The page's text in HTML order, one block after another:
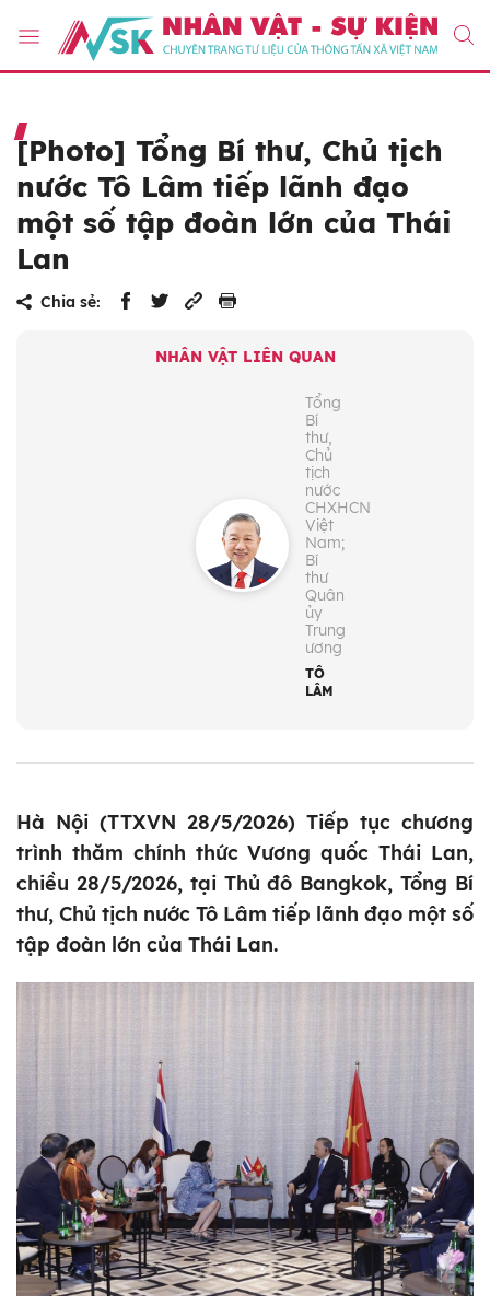
[Photo] Tổng Bí thư, Chủ tịch
nước Tô Lâm tiếp lãnh đạo
một số tập đoàn lớn của Thái
Lan
Chia sẻ:
NHÂN VẬT LIÊN QUAN
Tổng
Bí
thư,
Chủ
tịch
nước
CHXHCN
Việt
Nam;
Bí
thư
Quân
ủy
Trung
ương
TÔ
LÂM
Hà Nội (TTXVN 28/5/2026) Tiếp tục chương
trình thăm chính thức Vương quốc Thái Lan,
chiều 28/5/2026, tại Thủ đô Bangkok, Tổng Bí
thư, Chủ tịch nước Tô Lâm tiếp lãnh đạo một số
tập đoàn lớn của Thái Lan.